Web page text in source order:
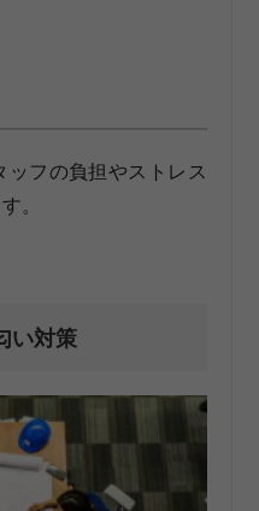
フの負担やストレス
。
い対策